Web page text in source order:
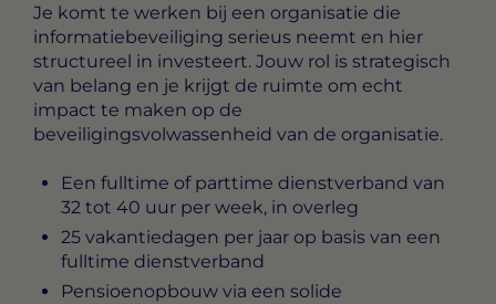
Je komt te werken bij een organisatie die
informatiebeveiliging serieus neemt en hier
structureel in investeert. Jouw rol is strategisch
van belang en je krijgt de ruimte om echt
impact te maken op de
beveiligingsvolwassenheid van de organisatie.
Een fulltime of parttime dienstverband van
32 tot 40 uur per week, in overleg
25 vakantiedagen per jaar op basis van een
fulltime dienstverband
Pensioenopbouw via een solide